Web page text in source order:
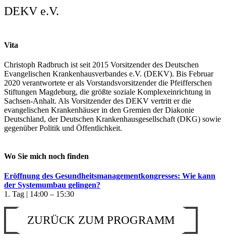
DEKV e.V.
Vita
Christoph Radbruch ist seit 2015 Vorsitzender des Deutschen
Evangelischen Krankenhausverbandes e.V. (DEKV). Bis Februar
2020 verantwortete er als Vorstandsvorsitzender die Pfeifferschen
Stiftungen Magdeburg, die größte soziale Komplexeinrichtung in
Sachsen-Anhalt. Als Vorsitzender des DEKV vertritt er die
evangelischen Krankenhäuser in den Gremien der Diakonie
Deutschland, der Deutschen Krankenhausgesellschaft (DKG) sowie
gegenüber Politik und Öffentlichkeit.
Wo Sie mich noch finden
Eröffnung des Gesundheitsmanagementkongresses: Wie kann
der Systemumbau gelingen?
1. Tag | 14:00 – 15:30
ZURÜCK ZUM PROGRAMM